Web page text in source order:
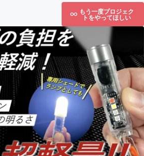
もう一度プロジェク
トをやってほしい